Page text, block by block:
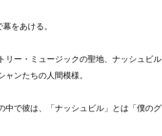
をあける。
リー・ミュージックの聖地、ナッシュビル
ンたちの人間模様。
中で彼は、「ナッシュビル」とは「僕のグ